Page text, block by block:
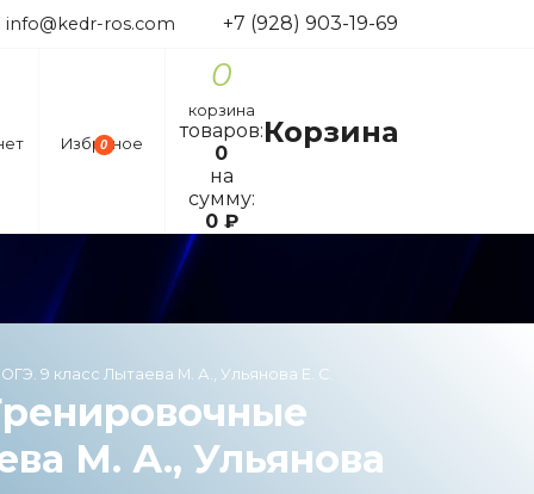
info@kedr-ros.com +7 (928) 903-19-69
0
Избраное
0
корзина
товаров:
0
на
сумму:
0 ₽
Корзина
9 класс Лытаева М. А., Ульянова Е. С.
М. А., Ульянова